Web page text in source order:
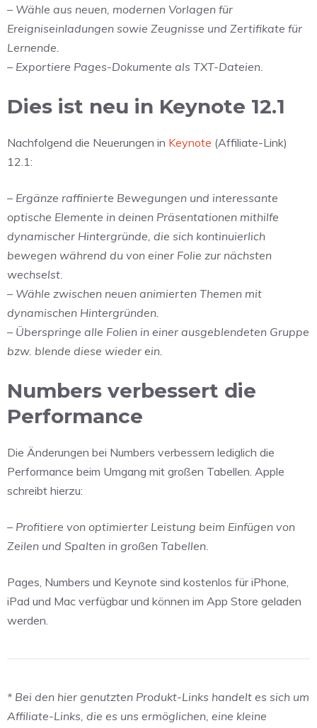
– Wähle aus neuen, modernen Vorlagen für
Ereigniseinladungen sowie Zeugnisse und Zertifikate für
Lernende.
– Exportiere Pages-Dokumente als TXT-Dateien.
Dies ist neu in Keynote 12.1
Nachfolgend die Neuerungen in Keynote (Affiliate-Link)
12.1:
– Ergänze raffinierte Bewegungen und interessante
optische Elemente in deinen Präsentationen mithilfe
dynamischer Hintergründe, die sich kontinuierlich
bewegen während du von einer Folie zur nächsten
wechselst.
– Wähle zwischen neuen animierten Themen mit
dynamischen Hintergründen.
– Überspringe alle Folien in einer ausgeblendeten Gruppe
bzw. blende diese wieder ein.
Numbers verbessert die
Performance
Die Änderungen bei Numbers verbessern lediglich die
Performance beim Umgang mit großen Tabellen. Apple
schreibt hierzu:
– Profitiere von optimierter Leistung beim Einfügen von
Zeilen und Spalten in großen Tabellen.
Pages, Numbers und Keynote sind kostenlos für iPhone,
iPad und Mac verfügbar und können im App Store geladen
werden.
* Bei den hier genutzten Produkt-Links handelt es sich um
Affiliate-Links, die es uns ermöglichen, eine kleine